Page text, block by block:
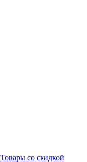
Товары со скидкой